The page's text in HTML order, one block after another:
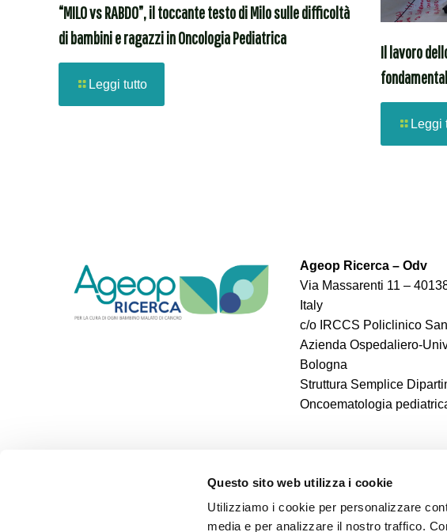
Questo sito web utilizza i cookie
Utilizziamo i cookie per personalizzare
media e per analizzare il nostro traffico.
“MILO vs RABDO”, il toccante testo di Milo sulle difficoltà
di bambini e ragazzi in Oncologia Pediatrica
Leggi tutto
Il lavoro
Leggi
Ageop Ricerca – Odv
Via Massarenti 11 –
Italy
c/o IRCCS Policlinico
Azienda Ospedaliero-
Bologna
Struttura Semplice
Oncoematologia